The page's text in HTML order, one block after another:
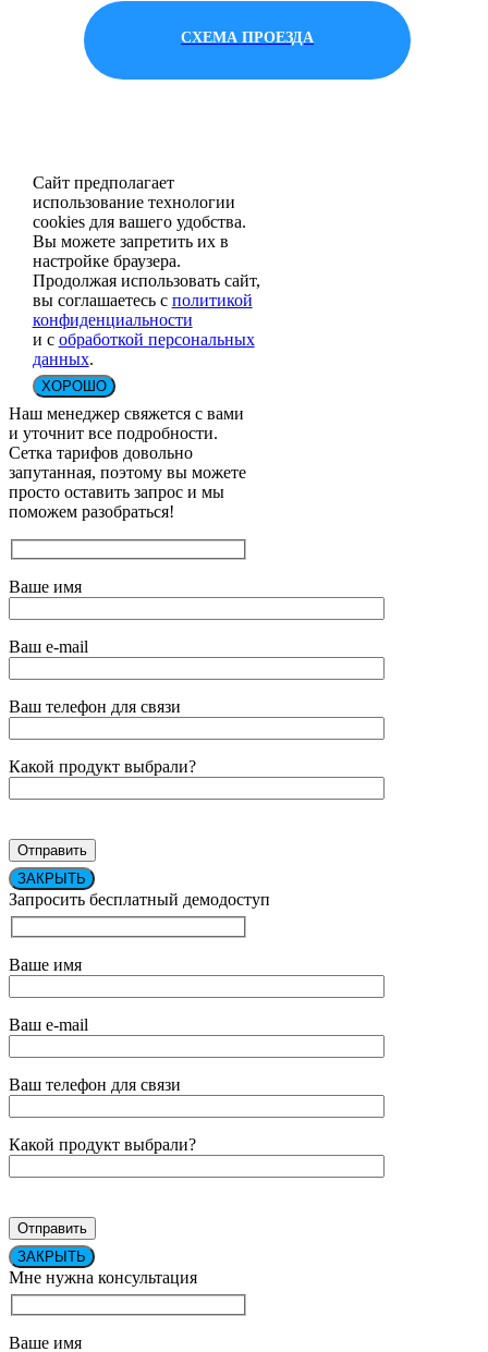
СХЕМА ПРОЕЗДА
Сайт предполагает
использование технологии
cookies для вашего удобства.
Вы можете запретить их в
настройке браузера.
Продолжая использовать сайт,
вы соглашаетесь с политикой
конфиденциальности
и с обработкой персональных
данных.
ХОРОШО
Наш менеджер свяжется с вами
и уточнит все подробности.
Сетка тарифов довольно
запутанная, поэтому вы можете
просто оставить запрос и мы
поможем разобраться!
Ваше имя
Ваш e-mail
Ваш телефон для связи
Какой продукт выбрали?
ЗАКРЫТЬ
Запросить бесплатный демодоступ
Ваше имя
Ваш e-mail
Ваш телефон для связи
Какой продукт выбрали?
ЗАКРЫТЬ
Мне нужна консультация
Ваше имя